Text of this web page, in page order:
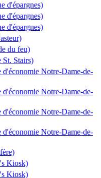
d'épargnes)
d'épargnes)
d'épargnes)
du feu)
St. Stairs)
d'économie Notre-Dame-de-
d'économie Notre-Dame-de-
d'économie Notre-Dame-de-
d'économie Notre-Dame-de-
Kiosk)
Kiosk)